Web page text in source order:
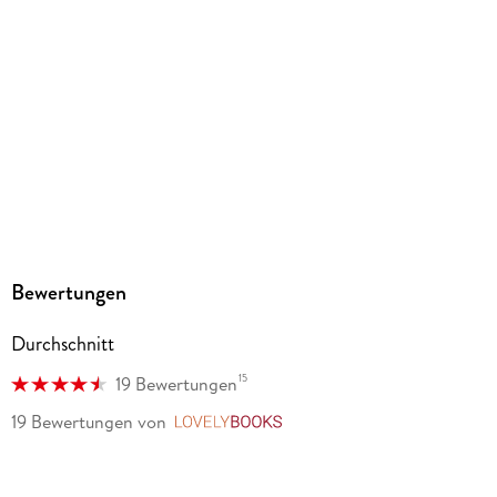
Bewertungen
Durchschnitt
19 Bewertungen15
19 Bewertungen von